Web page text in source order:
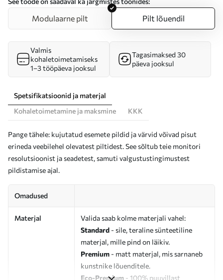
Modulaarne pilt Pilt lõuendil
Valmis
kohaletoimetamiseks
1–3 tööpäeva jooksul
Tagasimaksed 30
päeva jooksul
Spetsifikatsioonid ja materjal
Kohaletoimetamine ja maksmine
KKK
Pange tähele: kujutatud esemete pildid ja värvid võivad pisut
erineda veebilehel olevatest piltidest. See sõltub teie monitori
resolutsioonist ja seadetest, samuti valgustustingimustest
pildistamise ajal.
Omadused
Materjal
Valida saab kolme materjali vahel:
Standard - sile, teraline sünteetiline
materjal, mille pind on läikiv.
Premium - matt materjal, mis sarnaneb
kunstnike lõuenditele.
Eco-Premium - 100% puuvillast